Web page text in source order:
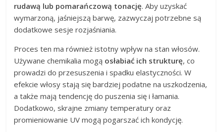
rudawą lub pomarańczową tonację. Aby uzyskać
wymarzoną, jaśniejszą barwę, zazwyczaj potrzebne są
dodatkowe sesje rozjaśniania.
Proces ten ma również istotny wpływ na stan włosów.
Używane chemikalia mogą osłabiać ich strukturę, co
prowadzi do przesuszenia i spadku elastyczności. W
efekcie włosy stają się bardziej podatne na uszkodzenia,
a także mają tendencję do puszenia się i łamania.
Dodatkowo, skrajne zmiany temperatury oraz
promieniowanie UV mogą pogarszać ich kondycję.